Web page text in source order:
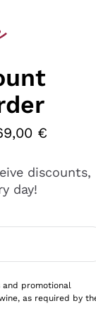
prezzo. Le
€
discounts,
day!
and promotional
as required by